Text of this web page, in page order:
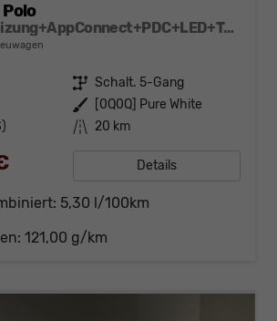
1.0 MPI Sitzheizung+AppConnect+PDC+LED+Touch+Lichtsensor+MultiLenkrad
Getriebe Schalt. 5-Gang
Außenfarbe
[0Q0Q] Pure White
Kilometerstand 20 km
Details
5,30 l/100km
121,00 g/km